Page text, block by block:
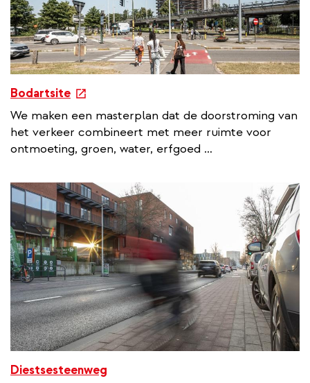
Bodartsite
e
x
t
a
l
l
i
n
k
We maken een masterplan dat de doorstroming van
het verkeer combineert met meer ruimte voor
ontmoeting, groen, water, erfgoed …
Diestsesteenweg